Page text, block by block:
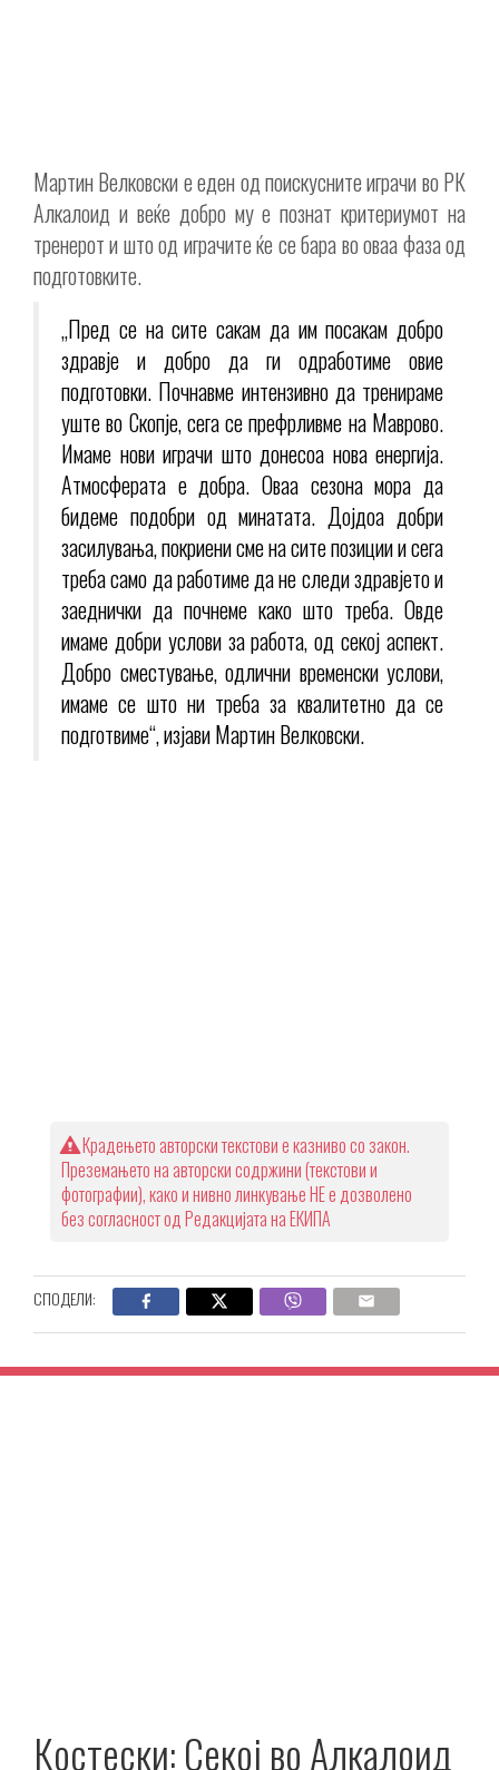
Мартин Велковски е еден од поискусните играчи во РК
Алкалоид и веќе добро му е познат критериумот на
тренерот и што од играчите ќе се бара во оваа фаза од
подготовките.
„Пред се на сите сакам да им посакам добро
здравје и добро да ги одработиме овие
подготовки. Почнавме интензивно да тренираме
уште во Скопје, сега се префрливме на Маврово.
Имаме нови играчи што донесоа нова енергија.
Атмосферата е добра. Оваа сезона мора да
бидеме подобри од минатата. Дојдоа добри
засилувања, покриени сме на сите позиции и сега
треба само да работиме да не следи здравјето и
заеднички да почнеме како што треба. Овде
имаме добри услови за работа, од секој аспект.
Добро сместување, одлични временски услови,
имаме се што ни треба за квалитетно да се
подготвиме“, изјави Мартин Велковски.
Крадењето авторски текстови е казниво со закон.
Преземањето на авторски содржини (текстови и
фотографии), како и нивно линкување НЕ е дозволено
без согласност од Редакцијата на ЕКИПА
СПОДЕЛИ:
Костески: Секој во Алкалоид